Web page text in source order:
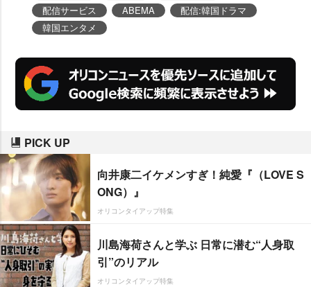
配信サービス
ABEMA
配信:韓国ドラマ
韓国エンタメ
PICK UP
向井康二イケメンすぎ！純愛『（LOVE S
ONG）』
オリコンタイアップ特集
川島海荷さんと学ぶ 日常に潜む“人身取
引”のリアル
オリコンタイアップ特集